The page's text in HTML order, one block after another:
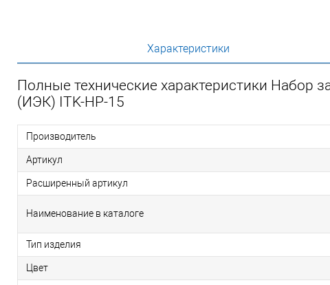
Характеристики
Полные технические характеристики Набор
(ИЭК) ITK-HP-15
Производитель
Артикул
Расширенный артикул
Наименование в каталоге
Тип изделия
Цвет